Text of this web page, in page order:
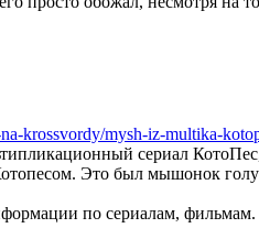
krossvordy/mysh-iz-multika-
сериал
Это был мышонок